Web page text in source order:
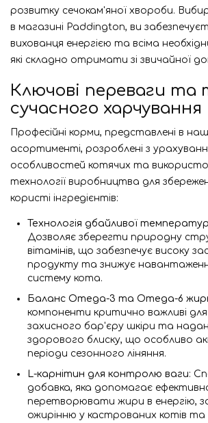
розвитку сечокам'яної хвороби.
в магазині Paddington, ви
вихованця енергією та всіма
які складно отримати зі звичайної
Ключові переваги та
сучасного харчування
Професійні корми, представлені в
асортименті, розроблені з
особливостей котячих та
технології виробництва для
користі інгредієнтів:
Технологія дбайливої
Дозволяє зберегти природну
вітамінів, що забезпечує високу
продукту та знижує
систему кота.
Баланс Omega-3 та Omega-6
компоненти критично важливі
захисного бар'єру шкіри та
здорового блиску, що особливо
періоди сезонного ліняння.
L-карнітин для контролю ваги:
добавка, яка допомагає
перетворювати жири в енергію,
ожирінню у кастрованих котів та